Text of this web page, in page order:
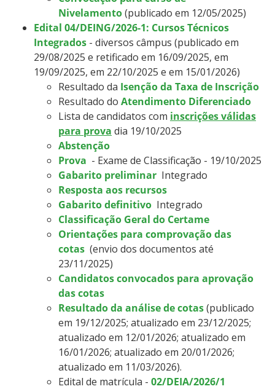
Nivelamento(publicado em 12/05/2025)
Edital 04/DEING/2026-1: Cursos Técnicos
Integrados - diversos câmpus (publicado em
29/08/2025 e retificado em 16/09/2025, em
19/09/2025, em 22/10/2025 e em 15/01/2026)
Resultado da Isenção da Taxa de Inscrição
Resultado do Atendimento Diferenciado
Lista de candidatos com inscrições válidas
para prova dia 19/10/2025
Abstenção
Prova - Exame de Classificação - 19/10/2025
Gabarito preliminar Integrado
Resposta aos recursos
Gabarito definitivo Integrado
Classificação Geral do Certame
Orientações para comprovação das
cotas (envio dos documentos até
23/11/2025)
Candidatos convocados para aprovação
das cotas
Resultado da análise de cotas(publicado
em 19/12/2025; atualizado em 23/12/2025;
atualizado em 12/01/2026; atualizado em
16/01/2026; atualizado em 20/01/2026;
atualizado em 11/03/2026).
Edital de matrícula - 02/DEIA/2026/1